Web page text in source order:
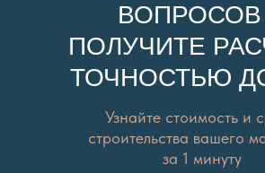
Узнайте стоимость и
строительства вашего
за 1 минуту
ВОПРОСОВ
ПОЛУЧИТЕ
ТОЧНОСТЬЮ